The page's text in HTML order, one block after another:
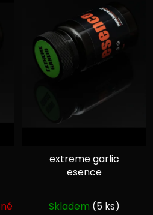
extreme garlic
esence
Skladem (5 ks)